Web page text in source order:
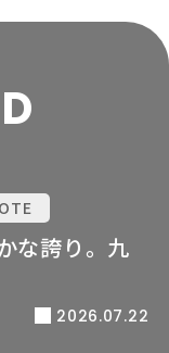
な誇り。九
2026.07.22